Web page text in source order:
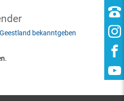
bekanntgeben